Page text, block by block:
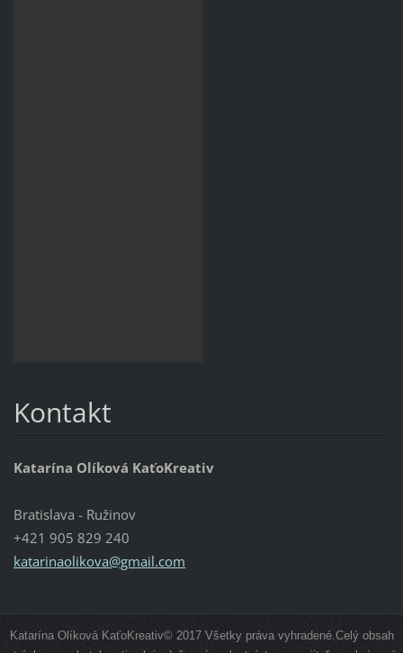
Kontakt
Katarína Olíková KaťoKreativ
Bratislava - Ružinov
+421 905 829 240
katarinaolikova@gmail.com
Katarína Olíková KaťoKreativ© 2017 Všetky práva vyhradené.Celý obsah